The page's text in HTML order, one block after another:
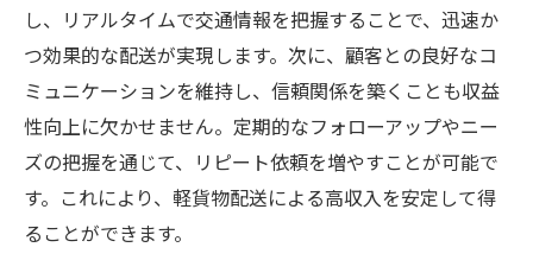
収入源を多様化するための戦略
口コミを活用した顧客獲得方法
競合分析を元にした差別化ポイント
川崎区の企業集中地域で軽貨物配送を成功させ
企業密集地での配送依頼を増やす方法
し、リアルタイムで交通情報を把握することで、迅速か
つ効果的な配送が実現します。次に、顧客との良好なコ
ミュニケーションを維持し、信頼関係を築くことも収益
性向上に欠かせません。定期的なフォローアップやニー
ズの把握を通じて、リピート依頼を増やすことが可能で
す。これにより、軽貨物配送による高収入を安定して得
ることができます。